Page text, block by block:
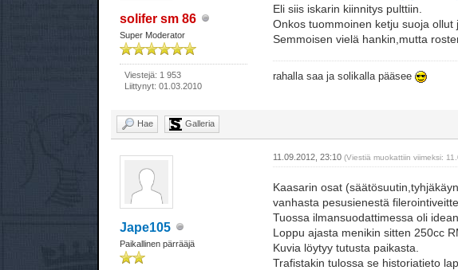
solifer sm 86
Super Moderator
Viestejä: 1 953
Liittynyt: 01.03.2010
Eli siis iskarin kiinnitys pulttiin.
Onkos tuommoinen ketju suoja ollut
Semmoisen vielä hankin,mutta
rahalla saa ja solikalla pääsee
Hae Galleria
Jape105
Paikallinen pärrääjä
11.09.2012, 23:10(Viestiä muokattiin viimeksi:
Kaasarin osat
vanhasta pesusienestä
Tuossa ilmansuodattimessa oli
Loppu ajasta menikin sitten 250cc
Kuvia löytyy tutusta paikasta.
Trafistakin tulossa se historiatieto